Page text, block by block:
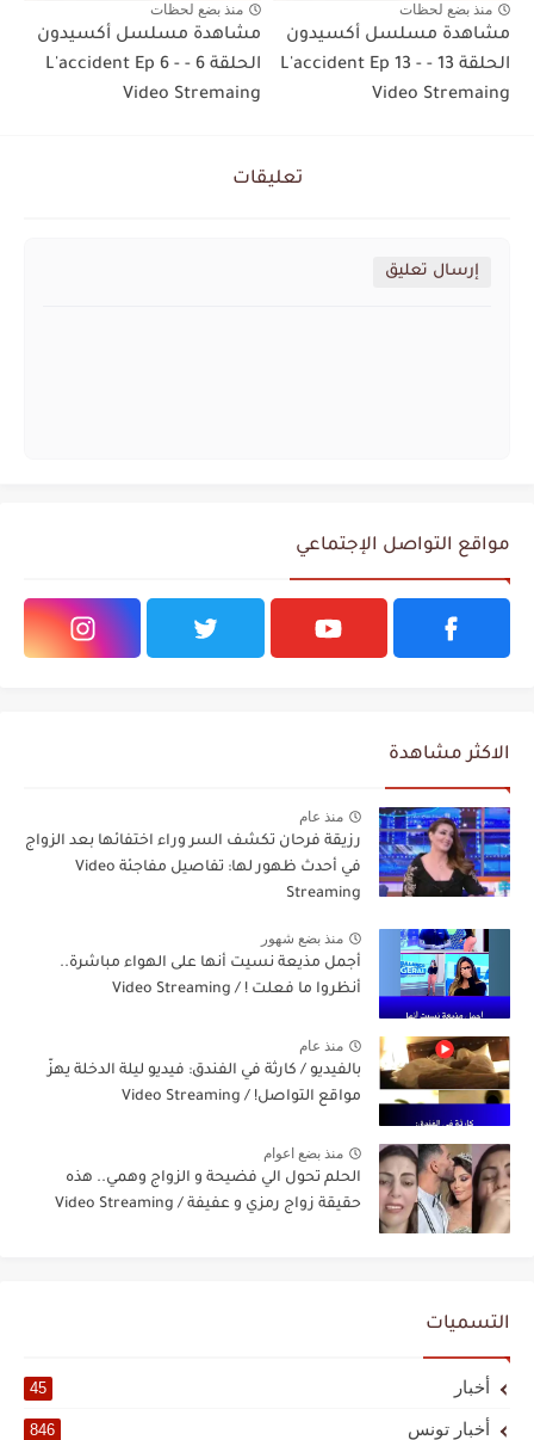
منذ بضع لحظات
مشاهدة مسلسل أكسيدون
الحلقة 13 - L'accident Ep 13 -
Video Stremaing
منذ بضع لحظات
مشاهدة مسلسل أكسيدون
الحلقة 6 - L'accident Ep 6 -
Video Stremaing
تعليقات
إرسال تعليق
مواقع التواصل الإجتماعي
الاكثر مشاهدة
منذ عام
رزيقة فرحان تكشف السر وراء اختفائها بعد الزواج
في أحدث ظهور لها: تفاصيل مفاجئة Video
Streaming
منذ بضع شهور
أجمل مذيعة نسيت أنها على الهواء مباشرة..
أنظروا ما فعلت ! / Video Streaming
منذ عام
بالفيديو / كارثة في الفندق: فيديو ليلة الدخلة يهزّ
مواقع التواصل! / Video Streaming
منذ بضع اعوام
الحلم تحول الي فضيحة و الزواج وهمي.. هذه
حقيقة زواج رمزي و عفيفة / Video Streaming
التسميات
أخبار 45
أخبار تونس 846